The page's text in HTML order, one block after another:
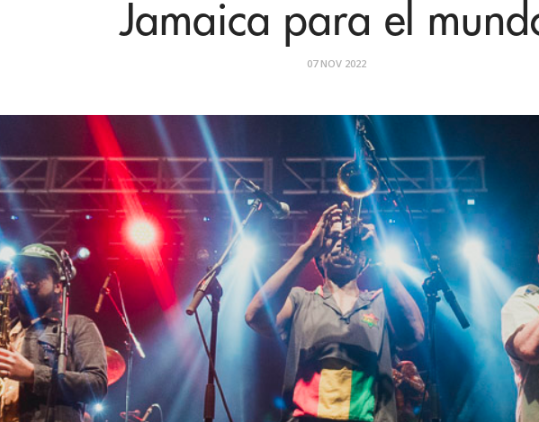
Jamaica para el
07 NOV 2022